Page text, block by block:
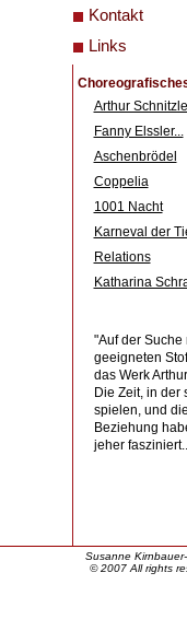
Kontakt
Links
Arthur
Fanny Elssler...
Aschenbrödel
Coppelia
1001 Nacht
Karneval der
Relations
Katharina
"Auf der Suche
geeigneten
das Werk
Die Zeit, in der
spielen, und
Beziehung
jeher
Susanne
© 2007 All rights